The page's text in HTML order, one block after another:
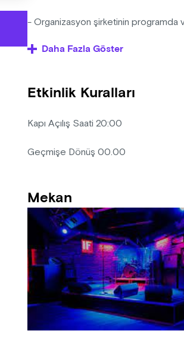
- Organizasyon şirketinin programda
- Organizasyon firması, diğer
- Satın alınan biletlerde iptal, iade ve
Daha Fazla Göster
Etkinlik Kuralları
Kapı Açılış Saati 20:00
Geçmişe Dönüş 00.00
Mekan